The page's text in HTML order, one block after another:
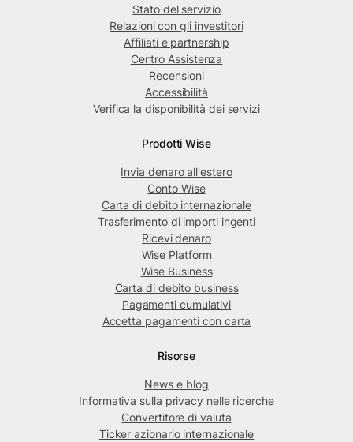
Stato del servizio
Relazioni con gli investitori
Affiliati e partnership
Centro Assistenza
Recensioni
Accessibilità
Verifica la disponibilità dei servizi
Prodotti Wise
Invia denaro all'estero
Conto Wise
Carta di debito internazionale
Trasferimento di importi ingenti
Ricevi denaro
Wise Platform
Wise Business
Carta di debito business
Pagamenti cumulativi
Accetta pagamenti con carta
Risorse
News e blog
Informativa sulla privacy nelle ricerche
Convertitore di valuta
Ticker azionario internazionale